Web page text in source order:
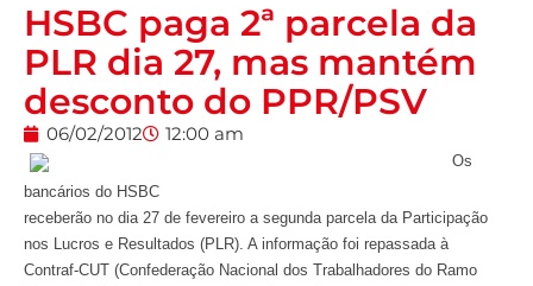
HSBC paga 2ª parcela da
PLR dia 27, mas mantém
desconto do PPR/PSV
06/02/2012 12:00 am
Os
bancários do HSBC
receberão no dia 27 de fevereiro a segunda parcela da Participação
nos Lucros e Resultados (PLR). A informação foi repassada à
Contraf-CUT (Confederação Nacional dos Trabalhadores do Ramo